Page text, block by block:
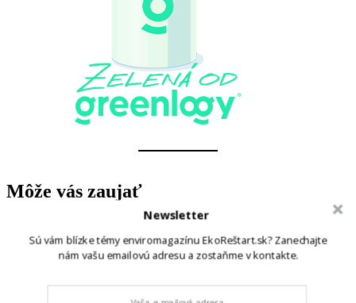
Môže vás zaujať
Ako vybrať kvalitné ingrediencie
Newsletter
Sú vám blízke témy enviromagazínu EkoReštart.sk? Zanechajte
nám vašu emailovú adresu a zostaňme v kontakte.